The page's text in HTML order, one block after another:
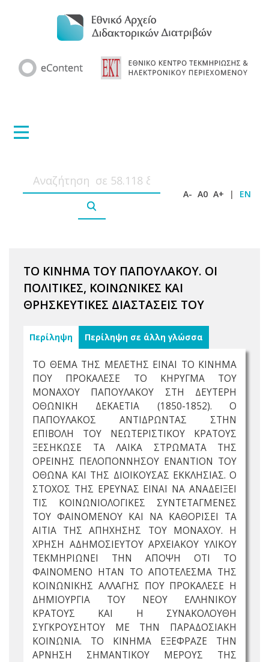
A- A0 A+ | EN
ΤΟ ΚΙΝΗΜΑ ΤΟΥ ΠΑΠΟΥΛΑΚΟΥ. ΟΙ
ΠΟΛΙΤΙΚΕΣ, ΚΟΙΝΩΝΙΚΕΣ ΚΑΙ
ΘΡΗΣΚΕΥΤΙΚΕΣ ΔΙΑΣΤΑΣΕΙΣ ΤΟΥ
Περίληψη Περίληψη σε άλλη γλώσσα
ΤΟ ΘΕΜΑ ΤΗΣ ΜΕΛΕΤΗΣ ΕΙΝΑΙ ΤΟ ΚΙΝΗΜΑ
ΠΟΥ ΠΡΟΚΑΛΕΣΕ ΤΟ ΚΗΡΥΓΜΑ ΤΟΥ
ΜΟΝΑΧΟΥ ΠΑΠΟΥΛΑΚΟΥ ΣΤΗ ΔΕΥΤΕΡΗ
ΟΘΩΝΙΚΗ ΔΕΚΑΕΤΙΑ (1850-1852). Ο
ΠΑΠΟΥΛΑΚΟΣ ΑΝΤΙΔΡΩΝΤΑΣ ΣΤΗΝ
ΕΠΙΒΟΛΗ ΤΟΥ ΝΕΩΤΕΡΙΣΤΙΚΟΥ ΚΡΑΤΟΥΣ
ΞΕΣΗΚΩΣΕ ΤΑ ΛΑΙΚΑ ΣΤΡΩΜΑΤΑ ΤΗΣ
ΟΡΕΙΝΗΣ ΠΕΛΟΠΟΝΝΗΣΟΥ ΕΝΑΝΤΙΟΝ ΤΟΥ
ΟΘΩΝΑ ΚΑΙ ΤΗΣ ΔΙΟΙΚΟΥΣΑΣ ΕΚΚΛΗΣΙΑΣ. Ο
ΣΤΟΧΟΣ ΤΗΣ ΕΡΕΥΝΑΣ ΕΙΝΑΙ ΝΑ ΑΝΑΔΕΙΞΕΙ
ΤΙΣ ΚΟΙΝΩΝΙΟΛΟΓΙΚΕΣ ΣΥΝΤΕΤΑΓΜΕΝΕΣ
ΤΟΥ ΦΑΙΝΟΜΕΝΟΥ ΚΑΙ ΝΑ ΚΑΘΟΡΙΣΕΙ ΤΑ
ΑΙΤΙΑ ΤΗΣ ΑΠΗΧΗΣΗΣ ΤΟΥ ΜΟΝΑΧΟΥ. Η
ΧΡΗΣΗ ΑΔΗΜΟΣΙΕΥΤΟΥ ΑΡΧΕΙΑΚΟΥ ΥΛΙΚΟΥ
ΤΕΚΜΗΡΙΩΝΕΙ ΤΗΝ ΑΠΟΨΗ ΟΤΙ ΤΟ
ΦΑΙΝΟΜΕΝΟ ΗΤΑΝ ΤΟ ΑΠΟΤΕΛΕΣΜΑ ΤΗΣ
ΚΟΙΝΩΝΙΚΗΣ ΑΛΛΑΓΗΣ ΠΟΥ ΠΡΟΚΑΛΕΣΕ Η
ΔΗΜΙΟΥΡΓΙΑ ΤΟΥ ΝΕΟΥ ΕΛΛΗΝΙΚΟΥ
ΚΡΑΤΟΥΣ ΚΑΙ Η ΣΥΝΑΚΟΛΟΥΘΗ
ΣΥΓΚΡΟΥΣΗΤΟΥ ΜΕ ΤΗΝ ΠΑΡΑΔΟΣΙΑΚΗ
ΚΟΙΝΩΝΙΑ. ΤΟ ΚΙΝΗΜΑ ΕΞΕΦΡΑΖΕ ΤΗΝ
ΑΡΝΗΣΗ ΣΗΜΑΝΤΙΚΟΥ ΜΕΡΟΥΣ ΤΗΣ